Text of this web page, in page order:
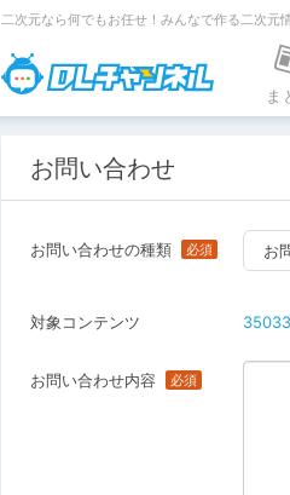
二次元なら何でもお任せ！みんなで作る二次元
DLチャン
ま
お問い合わせ
お問い合わせの種類 お
対象コンテンツ
お問い合わせ内容